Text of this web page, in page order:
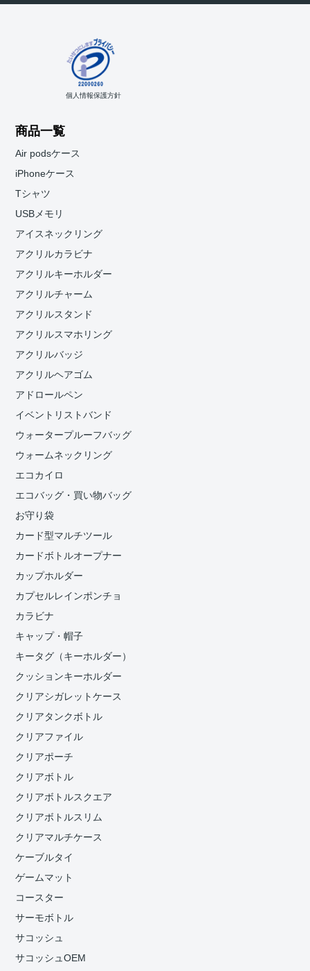
個人情報保護方針
商品一覧
Air podsケース
iPhoneケース
Tシャツ
USBメモリ
アイスネックリング
アクリルカラビナ
アクリルキーホルダー
アクリルチャーム
アクリルスタンド
アクリルスマホリング
アクリルバッジ
アクリルヘアゴム
アドロールペン
イベントリストバンド
ウォータープルーフバッグ
ウォームネックリング
エコカイロ
エコバッグ・買い物バッグ
お守り袋
カード型マルチツール
カードボトルオープナー
カップホルダー
カプセルレインポンチョ
カラビナ
キャップ・帽子
キータグ（キーホルダー）
クッションキーホルダー
クリアシガレットケース
クリアタンクボトル
クリアファイル
クリアポーチ
クリアボトル
クリアボトルスクエア
クリアボトルスリム
クリアマルチケース
ケーブルタイ
ゲームマット
コースター
サーモボトル
サコッシュ
サコッシュOEM